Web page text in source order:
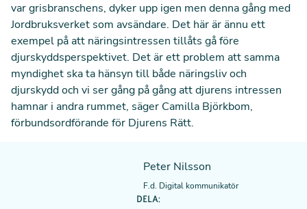
var grisbranschens, dyker upp igen men denna gång med
Jordbruksverket som avsändare. Det här är ännu ett
exempel på att näringsintressen tillåts gå före
djurskyddsperspektivet. Det är ett problem att samma
myndighet ska ta hänsyn till både näringsliv och
djurskydd och vi ser gång på gång att djurens intressen
hamnar i andra rummet, säger Camilla Björkbom,
förbundsordförande för Djurens Rätt.
Peter Nilsson
F.d. Digital kommunikatör
DELA: